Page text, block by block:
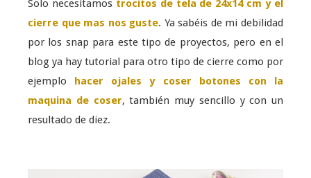
Solo necesitamos trocitos de tela de 24x14 cm y el
cierre que mas nos guste. Ya sabéis de mi debilidad
por los snap para este tipo de proyectos, pero en el
blog ya hay tutorial para otro tipo de cierre como por
ejemplo hacer ojales y coser botones con la
maquina de coser, también muy sencillo y con un
resultado de diez.